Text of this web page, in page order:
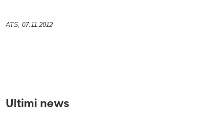
ATS, 07.11.2012
Ultimi news